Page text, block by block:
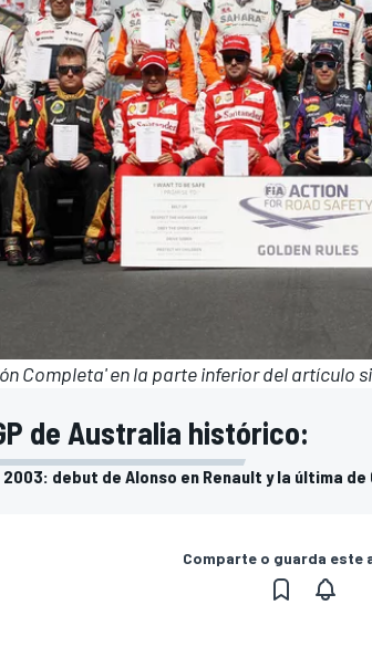
Completa' en la parte inferior del artículo
de Australia histórico:
debut de Alonso en Renault y la última de
Comparte o guarda este